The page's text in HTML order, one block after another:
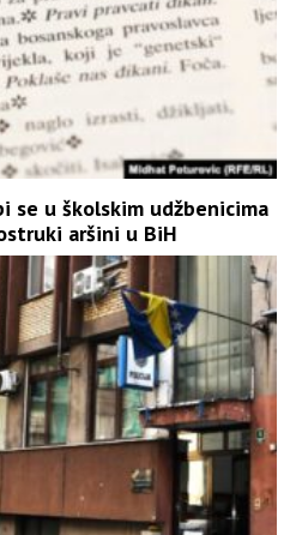
se u školskim udžbenicima
aršini u BiH